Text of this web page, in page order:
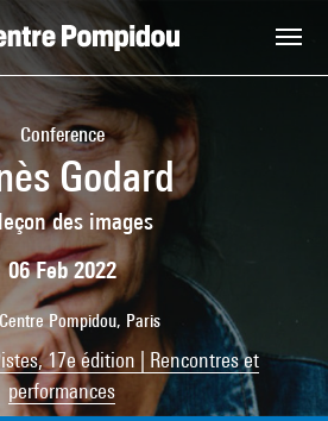
Conference
Godard
des images
06 Feb 2022
Centre Pompidou, Paris
17e édition | Rencontres et
performances